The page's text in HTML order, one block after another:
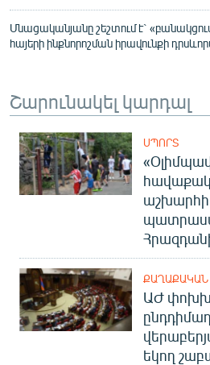
Մնացականյանը շեշտում է`
հայերի ինքնորոշման իրավունքի
Շարունակել կարդալ
ՍՊՈՐՏ
աշխարհի
ՔԱՂԱՔԱԿԱՆ
ԱԺ
եկող